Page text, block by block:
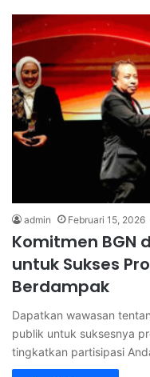
admin Februari 15, 2026
Komitmen BGN
untuk Sukses
Berdampak
Dapatkan wawasan
publik untuk suksesnya
tingkatkan partisipasi